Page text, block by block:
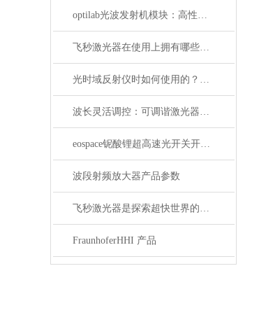
optilab光波发射机模块：高性能通信的核心组件
飞秒激光器在使用上拥有哪些特点？
光时域反射仪时如何使用的？使用时又要注意哪些事项？
波长灵活调控：可调谐激光器在WDM系统中的应用解析
eospace铌酸锂超高速光开关开启通信新时代
波段射频放大器产品参数
飞秒激光器是探索超快世界的利器
FraunhoferHHI 产品